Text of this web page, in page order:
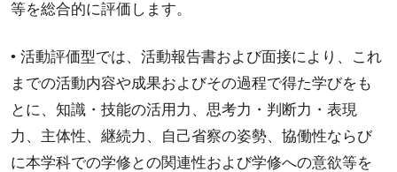
等を総合的に評価します。
• 活動評価型では、活動報告書および面接により、これ
までの活動内容や成果およびその過程で得た学びをも
とに、知識・技能の活用力、思考力・判断力・表現
力、主体性、継続力、自己省察の姿勢、協働性ならび
に本学科での学修との関連性および学修への意欲等を